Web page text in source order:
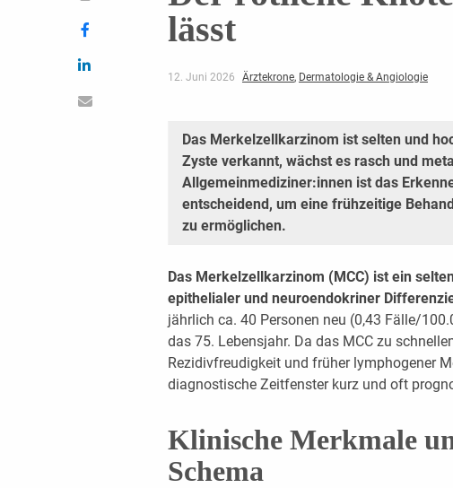
lässt
12. Juni 2026 Ärztekrone, Dermatologie & Angiologie
Das Merkelzellkarzinom ist selten und
Zyste verkannt, wächst es rasch und
Allgemeinmediziner:innen ist das
entscheidend, um eine frühzeitige
zu ermöglichen.
Das Merkelzellkarzinom (MCC) ist ein
epithelialer und neuroendokriner
jährlich ca. 40 Personen neu (0,43 Fälle/
das 75. Lebensjahr. Da das MCC zu
Rezidivfreudigkeit und früher lymphogener
diagnostische Zeitfenster kurz und oft
Klinische Merkmale
Schema